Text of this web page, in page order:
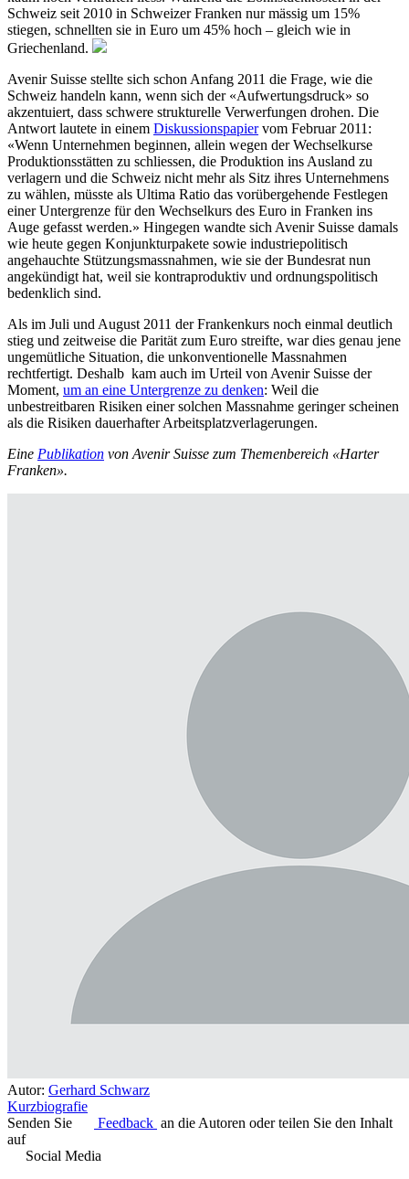
Schweiz seit 2010 in Schweizer Franken nur mässig um 15%
stiegen, schnellten sie in Euro um 45% hoch – gleich wie in
Griechenland.
Avenir Suisse stellte sich schon Anfang 2011 die Frage, wie die
Schweiz handeln kann, wenn sich der «Aufwertungsdruck» so
akzentuiert, dass schwere strukturelle Verwerfungen drohen. Die
Antwort lautete in einem Diskussionspapiervom Februar 2011:
«Wenn Unternehmen beginnen, allein wegen der Wechselkurse
Produktionsstätten zu schliessen, die Produktion ins Ausland zu
verlagern und die Schweiz nicht mehr als Sitz ihres Unternehmens
zu wählen, müsste als Ultima Ratio das vorübergehende Festlegen
einer Untergrenze für den Wechselkurs des Euro in Franken ins
Auge gefasst werden.» Hingegen wandte sich Avenir Suisse damals
wie heute gegen Konjunkturpakete sowie industriepolitisch
angehauchte Stützungsmassnahmen, wie sie der Bundesrat nun
angekündigt hat, weil sie kontraproduktiv und ordnungspolitisch
bedenklich sind.
Als im Juli und August 2011 der Frankenkurs noch einmal deutlich
stieg und zeitweise die Parität zum Euro streifte, war dies genau jene
ungemütliche Situation, die unkonventionelle Massnahmen
rechtfertigt. Deshalb kam auch im Urteil von Avenir Suisse der
Moment, um an eine Untergrenze zu denken: Weil die
unbestreitbaren Risiken einer solchen Massnahme geringer scheinen
als die Risiken dauerhafter Arbeitsplatzverlagerungen.
Eine Publikation von Avenir Suisse zum Themenbereich «Harter
Franken».
Autor: Gerhard Schwarz
Kurzbiografie
Senden Sie
Feedback an die Autoren oder teilen Sie den Inhalt
auf
Social Media